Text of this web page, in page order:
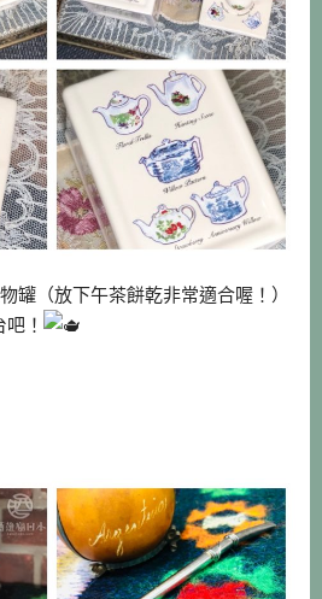
罐（放下午茶餅乾非常適合喔！）
吧！